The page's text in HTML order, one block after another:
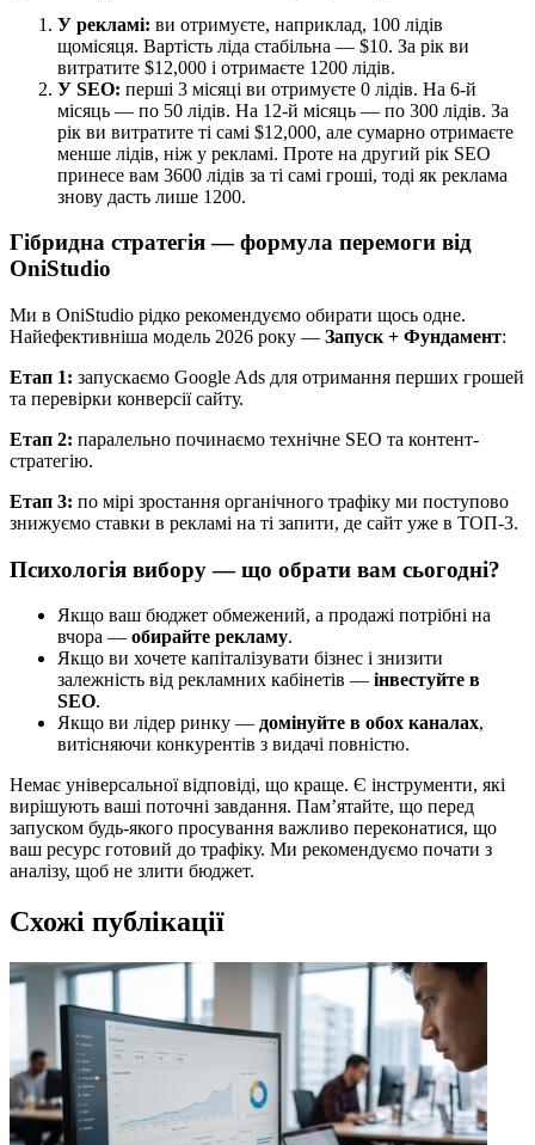
У рекламі: ви отримуєте, наприклад, 100 лідів
щомісяця. Вартість ліда стабільна — $10. За рік ви
витратите $12,000 і отримаєте 1200 лідів.
У SEO: перші 3 місяці ви отримуєте 0 лідів. На 6-й
місяць — по 50 лідів. На 12-й місяць — по 300 лідів. За
рік ви витратите ті самі $12,000, але сумарно отримаєте
менше лідів, ніж у рекламі. Проте на другий рік SEO
принесе вам 3600 лідів за ті самі гроші, тоді як реклама
знову дасть лише 1200.
Гібридна стратегія — формула перемоги від
OniStudio
Ми в OniStudio рідко рекомендуємо обирати щось одне.
Найефективніша модель 2026 року — Запуск + Фундамент:
Етап 1: запускаємо Google Ads для отримання перших грошей
та перевірки конверсії сайту.
Етап 2: паралельно починаємо технічне SEO та контент-
стратегію.
Етап 3: по мірі зростання органічного трафіку ми поступово
знижуємо ставки в рекламі на ті запити, де сайт уже в ТОП-3.
Психологія вибору — що обрати вам сьогодні?
Якщо ваш бюджет обмежений, а продажі потрібні на
вчора — обирайте рекламу.
Якщо ви хочете капіталізувати бізнес і знизити
залежність від рекламних кабінетів — інвестуйте в
SEO.
Якщо ви лідер ринку — домінуйте в обох каналах,
витісняючи конкурентів з видачі повністю.
Немає універсальної відповіді, що краще. Є інструменти, які
вирішують ваші поточні завдання. Пам’ятайте, що перед
запуском будь-якого просування важливо переконатися, що
ваш ресурс готовий до трафіку. Ми рекомендуємо почати з
аналізу, щоб не злити бюджет.
Схожі публікації